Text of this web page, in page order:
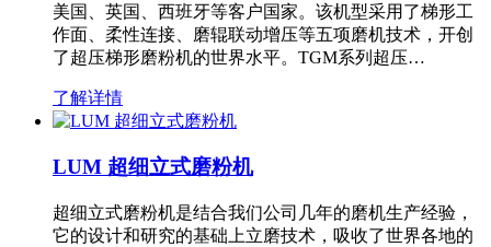
美国、英国、西班牙等客户国家。该机型采用了梯形工
作面、柔性连接、磨辊联动增压等五项磨机技术，开创
了超压梯形磨粉机的世界水平。TGM系列超压…
了解详情
LUM 超细立式磨粉机
超细立式磨粉机是结合我们公司几年的磨机生产经验，
它的设计和研究的基础上立磨技术，吸收了世界各地的